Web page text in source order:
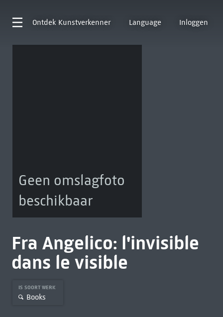
Ontdek Kunstverkenner Language Inloggen
Geen omslagfoto
beschikbaar
Fra Angelico: l'invisible
dans le visible
IS SOORT WERK
Books